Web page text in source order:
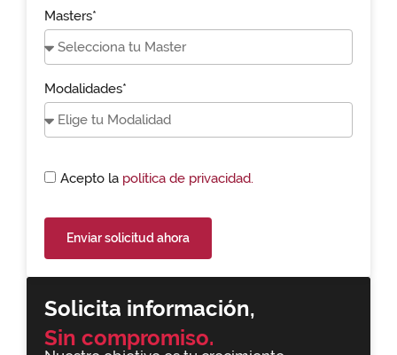
Solicita información,
Sin compromiso.
Masters*
Modalidades*
Acepto la política de privacidad.
Enviar solicitud ahora